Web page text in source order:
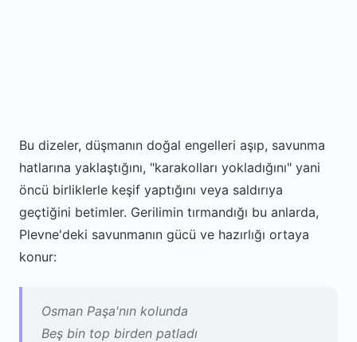
Bu dizeler, düşmanın doğal engelleri aşıp, savunma
hatlarına yaklaştığını, "karakolları yokladığını" yani
öncü birliklerle keşif yaptığını veya saldırıya
geçtiğini betimler. Gerilimin tırmandığı bu anlarda,
Plevne'deki savunmanın gücü ve hazırlığı ortaya
konur:
Osman Paşa'nın kolunda
Beş bin top birden patladı